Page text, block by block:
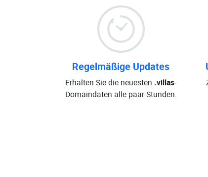
Regelmäßige Updates
Erhalten Sie die neuesten .villas-
Domaindaten alle paar Stunden.